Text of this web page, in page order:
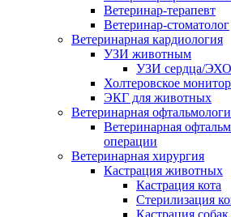
Ветеринар-терапевт
Ветеринар-стоматолог
Ветеринарная кардиология
УЗИ животным
УЗИ сердца/
Холтеровское
ЭКГ для животных
Ветеринарная
Ветеринарная
операции
Ветеринарная хирургия
Кастрация животных
Кастрация кота
Стерилизация
Кастрация собак